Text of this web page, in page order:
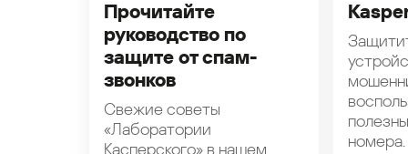
Прочитайте
руководство по
защите от спам-
звонков
Свежие советы
«Лаборатории
Касперского» в нашем
номера.